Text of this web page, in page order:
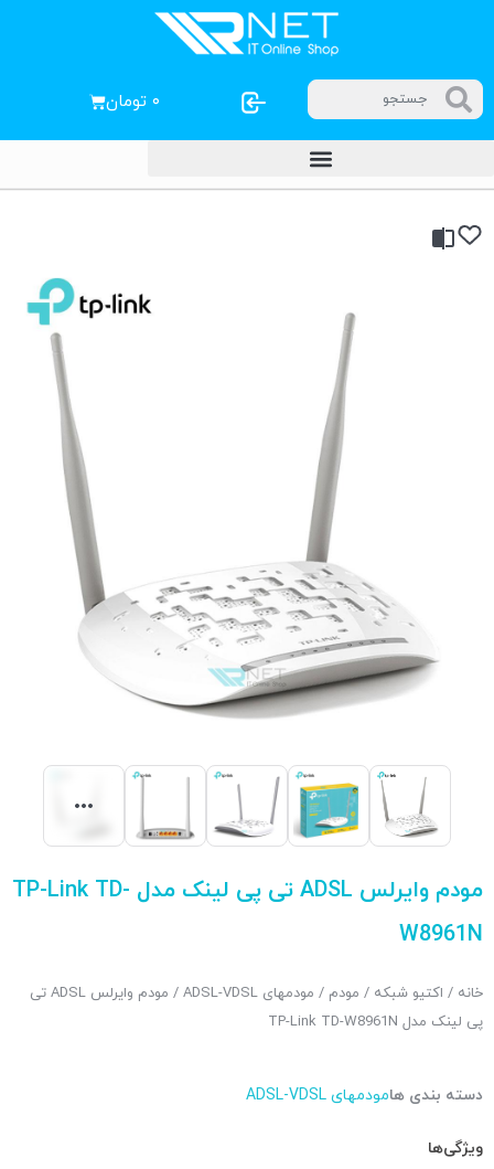
۰ تومان
مودم وایرلس ADSL تی پی لینک مدل TP-Link TD-
W8961N
خانه / اکتیو شبکه / مودم / مودمهای ADSL-VDSL
/ مودم وایرلس ADSL تی
پی لینک مدل TP-Link TD-W8961N
دسته بندی هامودمهای ADSL-VDSL
ویژگی‌ها